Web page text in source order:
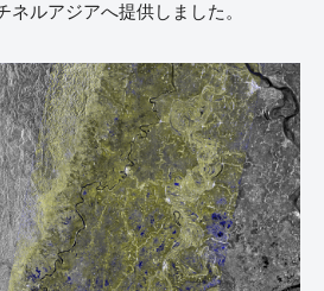
ネルアジアへ提供しました。